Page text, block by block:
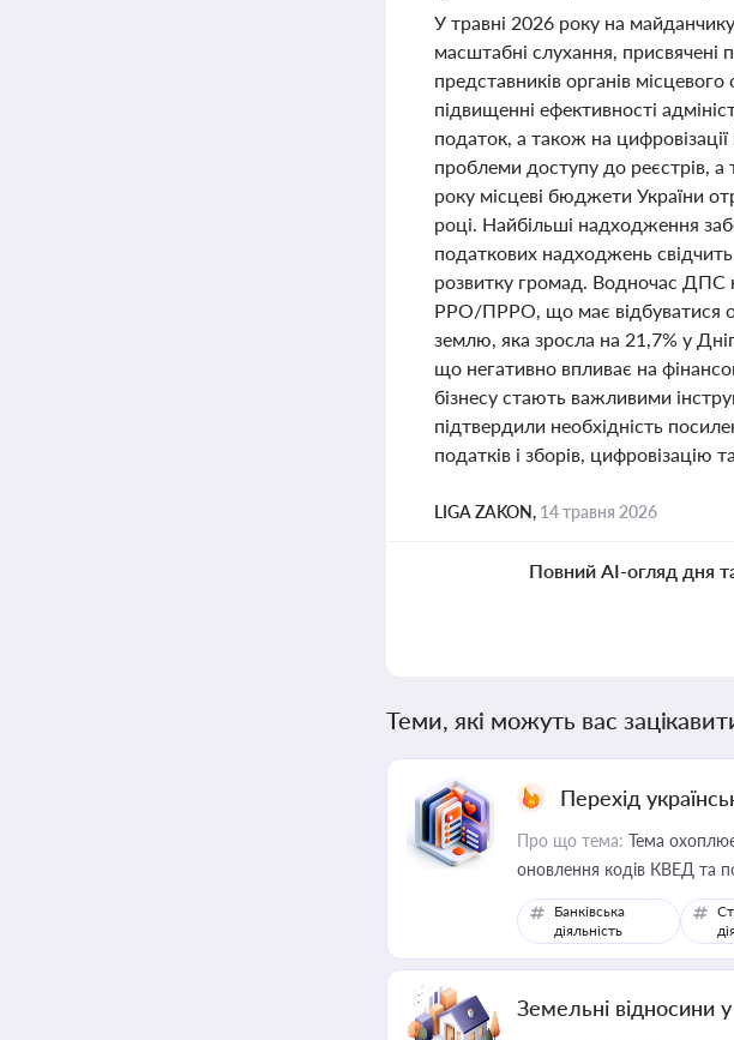
У травні 2026 року на
масштабні слухання, присвячені
представників органів
підвищенні ефективності
податок, а також на
проблеми доступу до реєстрів, а
року місцеві бюджети України
році. Найбільші надходження
податкових надходжень
розвитку громад. Водночас ДПС
РРО/ПРРО, що має відбуватися
землю, яка зросла на 21,7% у
що негативно впливає на
бізнесу стають важливими
підтвердили необхідність
податків і зборів,
LIGA ZAKON, 14 травня 2026
Повний AI-огляд дня
Теми, які можуть вас
Перехід
Про що тема: Тема охоплює
оновлення кодів КВЕД та
Банківська
діяльність
Земельні відносини у